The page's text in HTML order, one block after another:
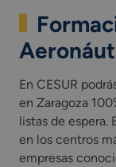
En CESUR
en Zaragoza
listas de espera.
en los centros
empresas